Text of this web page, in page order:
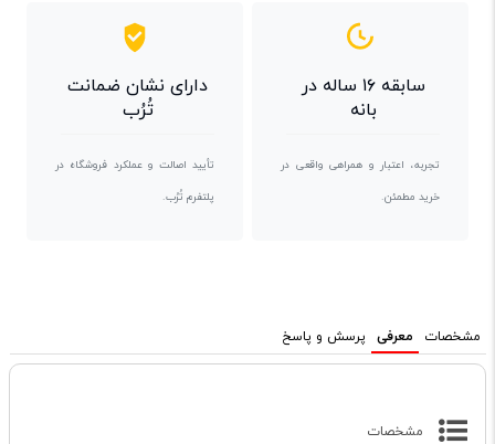
سابقه ۱۶ ساله در
بانه
تجربه، اعتبار و همراهی واقعی در
خرید مطمئن.
دارای نشان ضمانت
تُرُب
تأیید اصالت و عملکرد فروشگاه در
پلتفرم تُرُب.
مشخصات معرفی پرسش و پاسخ
مشخصات